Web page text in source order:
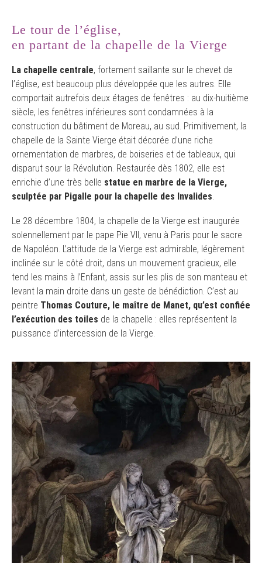
Le tour de l’église,
en partant de la chapelle de la Vierge
La chapelle centrale, fortement saillante sur le chevet de
l’église, est beaucoup plus développée que les autres. Elle
comportait autrefois deux étages de fenêtres : au dix-huitième
siècle, les fenêtres inférieures sont condamnées à la
construction du bâtiment de Moreau, au sud. Primitivement, la
chapelle de la Sainte Vierge était décorée d’une riche
ornementation de marbres, de boiseries et de tableaux, qui
disparut sour la Révolution. Restaurée dès 1802, elle est
enrichie d’une très belle statue en marbre de la Vierge,
sculptée par Pigalle pour la chapelle des Invalides.
Le 28 décembre 1804, la chapelle de la Vierge est inaugurée
solennellement par le pape Pie VII, venu à Paris pour le sacre
de Napoléon. L’attitude de la Vierge est admirable, légèrement
inclinée sur le côté droit, dans un mouvement gracieux, elle
tend les mains à l’Enfant, assis sur les plis de son manteau et
levant la main droite dans un geste de bénédiction. C’est au
peintre Thomas Couture, le maître de Manet, qu’est confiée
l’exécution des toiles de la chapelle : elles représentent la
puissance d’intercession de la Vierge.